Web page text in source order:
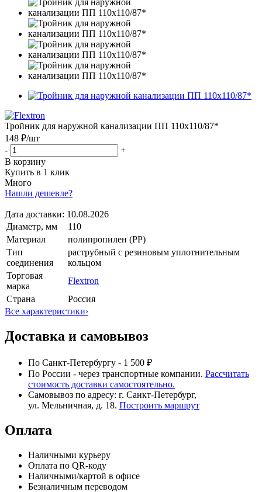
Тройник для наружной канализации ПП 110x110/87*
148 ₽/шт
-
+
В корзину
Купить в 1 клик
Много
Нашли дешевле?
Дата доставки: 10.08.2026
Диаметр, мм
110
Материал
полипропилен (PP)
Тип
соединения
раструбный с резиновым уплотнительным
кольцом
Торговая
марка
Flextron
Страна
Россия
Все характеристики›
Доставка и самовывоз
По Санкт-Петербургу - 1 500 ₽
По России - через транспортные компании. Рассчитать
стоимость доставки самостоятельно.
Самовывоз по адресу: г. Санкт-Петербург,
ул. Мельничная, д. 18. Построить маршрут
Оплата
Наличными курьеру
Оплата по QR-коду
Наличными/картой в офисе
Безналичным переводом